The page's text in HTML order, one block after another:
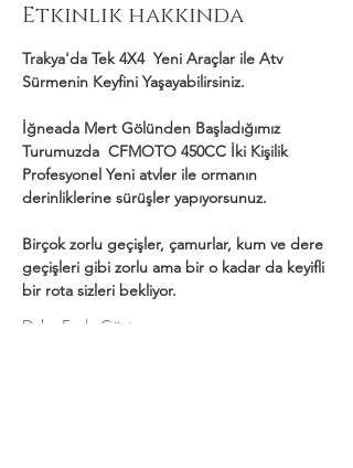
Etkinlik hakkında
Trakya'da Tek 4X4  Yeni Araçlar ile Atv
Sürmenin Keyfini Yaşayabilirsiniz.
İğneada Mert Gölünden Başladığımız
Turumuzda  CFMOTO 450CC İki Kişilik
Profesyonel Yeni atvler ile ormanın
derinliklerine sürüşler yapıyorsunuz.
Birçok zorlu geçişler, çamurlar, kum ve dere
geçişleri gibi zorlu ama bir o kadar da keyifli
bir rota sizleri bekliyor.
Daha Fazla Göster